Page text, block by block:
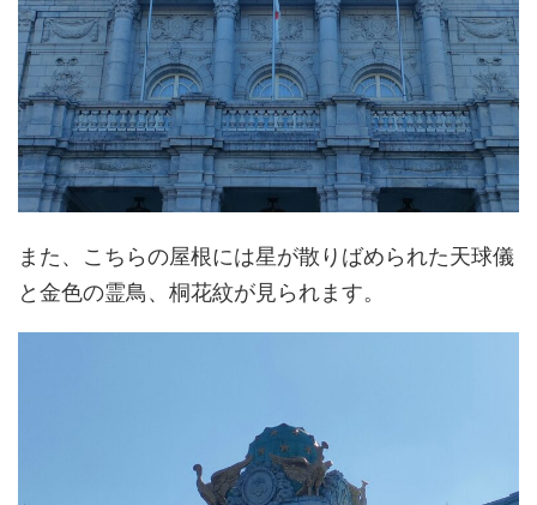
また、こちらの屋根には星が散りばめられた天球儀
と金色の霊鳥、桐花紋が見られます。